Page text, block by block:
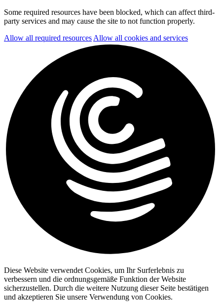
Some required resources have been blocked, which can affect third-
party services and may cause the site to not function properly.
Allow all required resources Allow all cookies and services
Diese Website verwendet Cookies, um Ihr Surferlebnis zu
verbessern und die ordnungsgemäße Funktion der Website
sicherzustellen. Durch die weitere Nutzung dieser Seite bestätigen
und akzeptieren Sie unsere Verwendung von Cookies.